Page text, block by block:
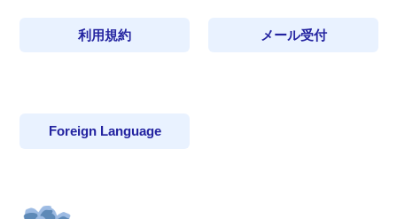
利用規約 メール受付
Foreign Language